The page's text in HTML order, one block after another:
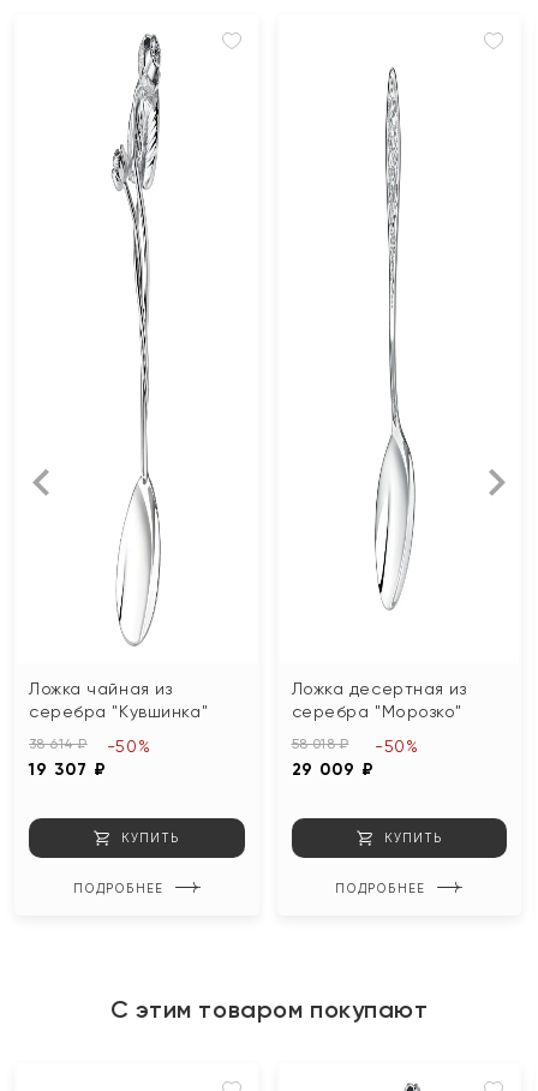
Ложка чайная из
серебра "Кувшинка"
38 614 ₽
19 307 ₽
-50%
КУПИТЬ
ПОДРОБНЕЕ
Ложка десертная из
серебра "Морозко"
58 018 ₽
29 009 ₽
-50%
КУПИТЬ
ПОДРОБНЕЕ
С этим товаром покупают